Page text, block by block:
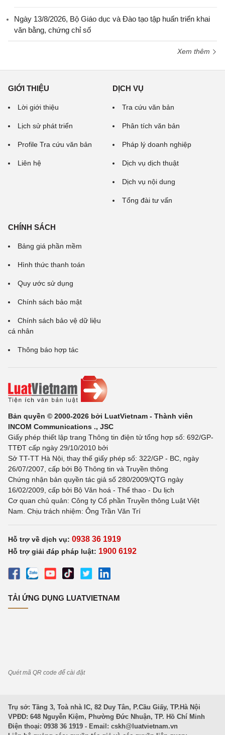
Ngày 13/8/2026, Bộ Giáo dục và Đào tạo tập huấn triển khai
văn bằng, chứng chỉ số
Xem thêm
GIỚI THIỆU
Lời giới thiệu
Lịch sử phát triển
Profile Tra cứu văn bản
Liên hệ
DỊCH VỤ
Tra cứu văn bản
Phân tích văn bản
Pháp lý doanh nghiệp
Dịch vụ dịch thuật
Dịch vụ nội dung
Tổng đài tư vấn
CHÍNH SÁCH
Bảng giá phần mềm
Hình thức thanh toán
Quy ước sử dụng
Chính sách bảo mật
Chính sách bảo vệ dữ liệu
cá nhân
Thông báo hợp tác
Bản quyền © 2000-2026 bởi LuatVietnam - Thành viên
INCOM Communications ., JSC
Giấy phép thiết lập trang Thông tin điện tử tổng hợp số: 692/GP-
TTĐT cấp ngày 29/10/2010 bởi
Sở TT-TT Hà Nội, thay thế giấy phép số: 322/GP - BC, ngày
26/07/2007, cấp bởi Bộ Thông tin và Truyền thông
Chứng nhận bản quyền tác giả số 280/2009/QTG ngày
16/02/2009, cấp bởi Bộ Văn hoá - Thể thao - Du lịch
Cơ quan chủ quản: Công ty Cổ phần Truyền thông Luật Việt
Nam. Chịu trách nhiệm: Ông Trần Văn Trí
Hỗ trợ về dịch vụ: 0938 36 1919
Hỗ trợ giải đáp pháp luật: 1900 6192
TẢI ỨNG DỤNG LUATVIETNAM
Quét mã QR code để cài đặt
Trụ sở: Tầng 3, Toà nhà IC, 82 Duy Tân, P.Cầu Giấy, TP.Hà Nội
VPĐD: 648 Nguyễn Kiệm, Phường Đức Nhuận, TP. Hồ Chí Minh
Điện thoại: 0938 36 1919 - Email: cskh@luatvietnam.vn